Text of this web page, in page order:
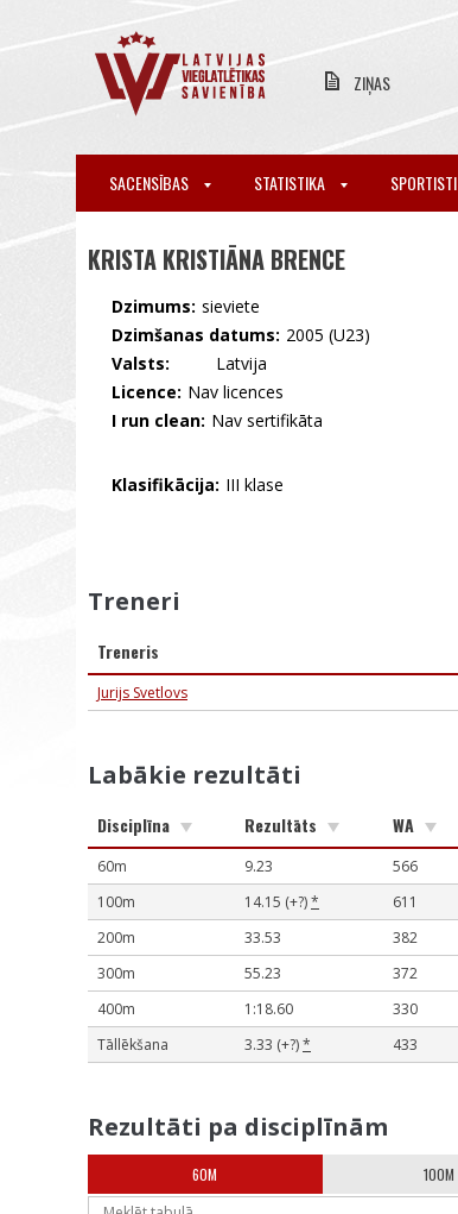
ZIŅAS
SACENSĪBAS STATISTIKA SPORTISTI
KRISTA KRISTIĀNA BRENCE
Dzimums: sieviete
Dzimšanas datums: 2005 (U23)
Valsts:
🇱🇻 Latvija
Licence: Nav licences
I run clean: Nav sertifikāta
Klasifikācija: III klase
Treneri
Treneris
Jurijs Svetlovs
Labākie rezultāti
Disciplīna Rezultāts WA
60m 9.23 566
100m
14.15 (+?)* 611
200m
33.53 382
300m
55.23 372
400m
1:18.60 330
Tāllēkšana
3.33 (+?)* 433
Rezultāti pa disciplīnām
60M 100M